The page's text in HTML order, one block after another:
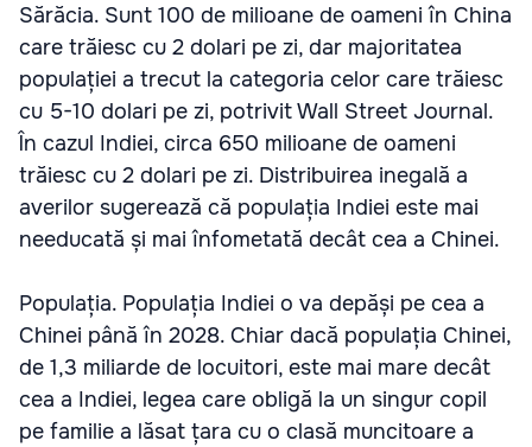
Sărăcia. Sunt 100 de milioane de oameni în China
care trăiesc cu 2 dolari pe zi, dar majoritatea
populației a trecut la categoria celor care trăiesc
cu 5-10 dolari pe zi, potrivit Wall Street Journal.
În cazul Indiei, circa 650 milioane de oameni
trăiesc cu 2 dolari pe zi. Distribuirea inegală a
averilor sugerează că populația Indiei este mai
needucată și mai înfometată decât cea a Chinei.
Populația. Populația Indiei o va depăși pe cea a
Chinei până în 2028. Chiar dacă populația Chinei,
de 1,3 miliarde de locuitori, este mai mare decât
cea a Indiei, legea care obligă la un singur copil
pe familie a lăsat țara cu o clasă muncitoare a